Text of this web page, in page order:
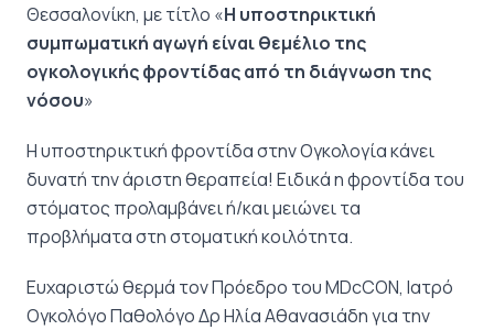
Θεσσαλονίκη, με τίτλο «Η υποστηρικτική
συμπωματική αγωγή είναι θεμέλιο της
ογκολογικής φροντίδας από τη διάγνωση της
νόσου»
Η υποστηρικτική φροντίδα στην Ογκολογία κάνει
δυνατή την άριστη θεραπεία! Ειδικά η φροντίδα του
στόματος προλαμβάνει ή/και μειώνει τα
προβλήματα στη στοματική κοιλότητα.
Ευχαριστώ θερμά τον Πρόεδρο του MDcCON, Ιατρό
Ογκολόγο Παθολόγο Δρ Ηλία Αθανασιάδη για την